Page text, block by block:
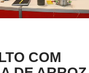
COM